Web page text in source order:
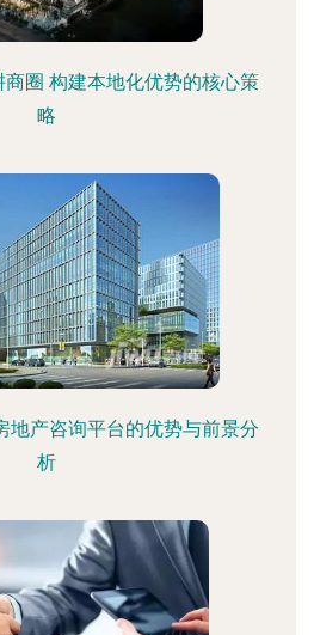
圈 构建本地化优势的核心策
略
地产咨询平台的优势与前景分
析